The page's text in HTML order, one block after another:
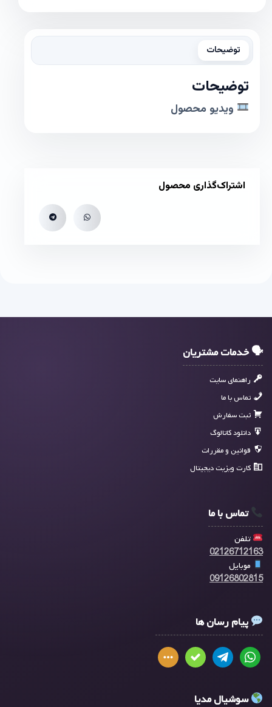
توضیحات
توضیحات
ویدیو محصول
اشتراک‌گذاری محصول
🗣 خدمات مشتریان
راهنمای سایت
تماس با ما
ثبت سفارش
دانلود کاتالوگ
قوانین و مقررات
کارت ویزیت دیجیتال
تماس با ما
تلفن
02126712163
موبایل
09126802815
پیام رسان ها
سوشیال مدیا